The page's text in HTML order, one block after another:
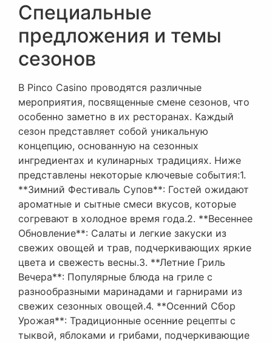
Специальные
предложения и темы
сезонов
В Pinco Casino проводятся различные
мероприятия, посвященные смене сезонов, что
особенно заметно в их ресторанах. Каждый
сезон представляет собой уникальную
концепцию, основанную на сезонных
ингредиентах и кулинарных традициях. Ниже
представлены некоторые ключевые события:1.
**Зимний Фестиваль Супов**: Гостей ожидают
ароматные и сытные смеси вкусов, которые
согревают в холодное время года.2. **Весеннее
Обновление**: Салаты и легкие закуски из
свежих овощей и трав, подчеркивающих яркие
цвета и свежесть весны.3. **Летние Гриль
Вечера**: Популярные блюда на гриле с
разнообразными маринадами и гарнирами из
свежих сезонных овощей.4. **Осенний Сбор
Урожая**: Традиционные осенние рецепты с
тыквой, яблоками и грибами, подчеркивающие